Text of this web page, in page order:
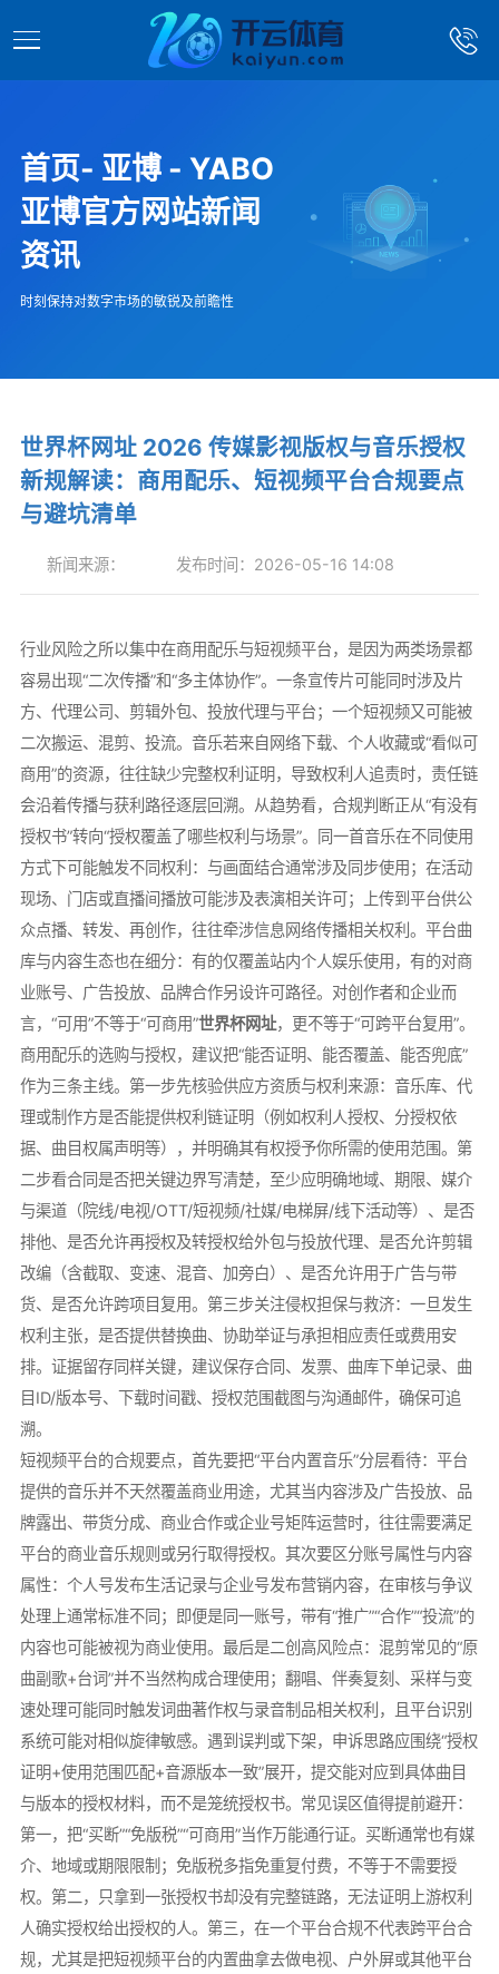
首页- 亚博 - YABO
亚博官方网站新闻
资讯
时刻保持对数字市场的敏锐及前瞻性
世界杯网址 2026 传媒影视版权与音乐授权
新规解读：商用配乐、短视频平台合规要点
与避坑清单
新闻来源： 发布时间：2026-05-16 14:08
行业风险之所以集中在商用配乐与短视频平台，是因为两类场景都
容易出现“二次传播”和“多主体协作”。一条宣传片可能同时涉及片
方、代理公司、剪辑外包、投放代理与平台；一个短视频又可能被
二次搬运、混剪、投流。音乐若来自网络下载、个人收藏或“看似可
商用”的资源，往往缺少完整权利证明，导致权利人追责时，责任链
会沿着传播与获利路径逐层回溯。从趋势看，合规判断正从“有没有
授权书”转向“授权覆盖了哪些权利与场景”。同一首音乐在不同使用
方式下可能触发不同权利：与画面结合通常涉及同步使用；在活动
现场、门店或直播间播放可能涉及表演相关许可；上传到平台供公
众点播、转发、再创作，往往牵涉信息网络传播相关权利。平台曲
库与内容生态也在细分：有的仅覆盖站内个人娱乐使用，有的对商
业账号、广告投放、品牌合作另设许可路径。对创作者和企业而
言，“可用”不等于“可商用”世界杯网址，更不等于“可跨平台复用”。
商用配乐的选购与授权，建议把“能否证明、能否覆盖、能否兜底”
作为三条主线。第一步先核验供应方资质与权利来源：音乐库、代
理或制作方是否能提供权利链证明（例如权利人授权、分授权依
据、曲目权属声明等），并明确其有权授予你所需的使用范围。第
二步看合同是否把关键边界写清楚，至少应明确地域、期限、媒介
与渠道（院线/电视/OTT/短视频/社媒/电梯屏/线下活动等）、是否
排他、是否允许再授权及转授权给外包与投放代理、是否允许剪辑
改编（含截取、变速、混音、加旁白）、是否允许用于广告与带
货、是否允许跨项目复用。第三步关注侵权担保与救济：一旦发生
权利主张，是否提供替换曲、协助举证与承担相应责任或费用安
排。证据留存同样关键，建议保存合同、发票、曲库下单记录、曲
目ID/版本号、下载时间戳、授权范围截图与沟通邮件，确保可追
溯。
短视频平台的合规要点，首先要把“平台内置音乐”分层看待：平台
提供的音乐并不天然覆盖商业用途，尤其当内容涉及广告投放、品
牌露出、带货分成、商业合作或企业号矩阵运营时，往往需要满足
平台的商业音乐规则或另行取得授权。其次要区分账号属性与内容
属性：个人号发布生活记录与企业号发布营销内容，在审核与争议
处理上通常标准不同；即便是同一账号，带有“推广”“合作”“投流”的
内容也可能被视为商业使用。最后是二创高风险点：混剪常见的“原
曲副歌+台词”并不当然构成合理使用；翻唱、伴奏复刻、采样与变
速处理可能同时触发词曲著作权与录音制品相关权利，且平台识别
系统可能对相似旋律敏感。遇到误判或下架，申诉思路应围绕“授权
证明+使用范围匹配+音源版本一致”展开，提交能对应到具体曲目
与版本的授权材料，而不是笼统授权书。常见误区值得提前避开：
第一，把“买断”“免版税”“可商用”当作万能通行证。买断通常也有媒
介、地域或期限限制；免版税多指免重复付费，不等于不需要授
权。第二，只拿到一张授权书却没有完整链路，无法证明上游权利
人确实授权给出授权的人。第三，在一个平台合规不代表跨平台合
规，尤其是把短视频平台的内置曲拿去做电视、户外屏或其他平台